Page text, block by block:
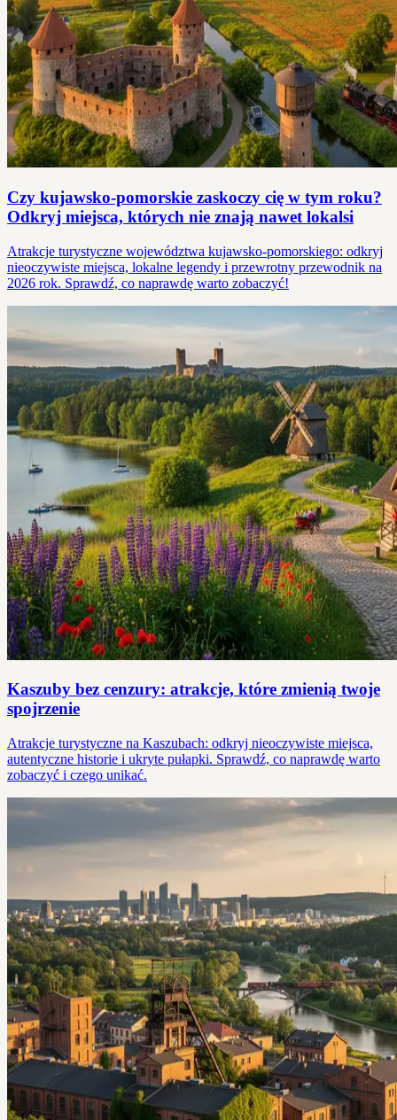
Czy kujawsko-pomorskie zaskoczy cię w tym roku?
Odkryj miejsca, których nie znają nawet lokalsi
Atrakcje turystyczne województwa kujawsko-pomorskiego: odkryj
nieoczywiste miejsca, lokalne legendy i przewrotny przewodnik na
2026 rok. Sprawdź, co naprawdę warto zobaczyć!
Kaszuby bez cenzury: atrakcje, które zmienią twoje
spojrzenie
Atrakcje turystyczne na Kaszubach: odkryj nieoczywiste miejsca,
autentyczne historie i ukryte pułapki. Sprawdź, co naprawdę warto
zobaczyć i czego unikać.